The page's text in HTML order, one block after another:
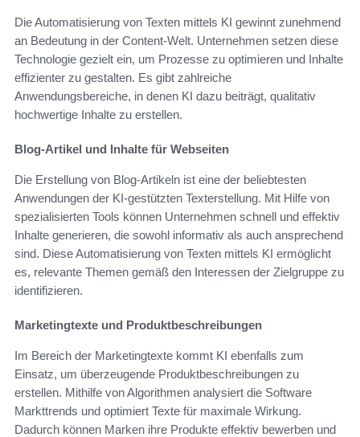
Die Automatisierung von Texten mittels KI gewinnt zunehmend
an Bedeutung in der Content-Welt. Unternehmen setzen diese
Technologie gezielt ein, um Prozesse zu optimieren und Inhalte
effizienter zu gestalten. Es gibt zahlreiche
Anwendungsbereiche, in denen KI dazu beiträgt, qualitativ
hochwertige Inhalte zu erstellen.
Blog-Artikel und Inhalte für Webseiten
Die Erstellung von Blog-Artikeln ist eine der beliebtesten
Anwendungen der KI-gestützten Texterstellung. Mit Hilfe von
spezialisierten Tools können Unternehmen schnell und effektiv
Inhalte generieren, die sowohl informativ als auch ansprechend
sind. Diese Automatisierung von Texten mittels KI ermöglicht
es, relevante Themen gemäß den Interessen der Zielgruppe zu
identifizieren.
Marketingtexte und Produktbeschreibungen
Im Bereich der Marketingtexte kommt KI ebenfalls zum
Einsatz, um überzeugende Produktbeschreibungen zu
erstellen. Mithilfe von Algorithmen analysiert die Software
Markttrends und optimiert Texte für maximale Wirkung.
Dadurch können Marken ihre Produkte effektiv bewerben und